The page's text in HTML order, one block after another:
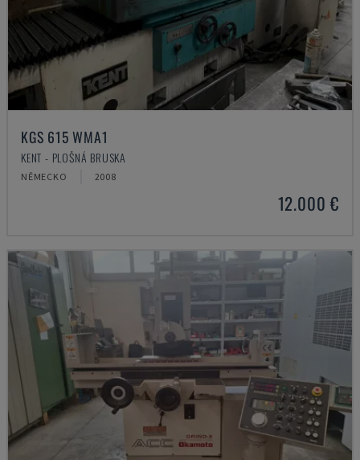
KGS 615 WMA1
KENT - PLOŠNÁ BRUSKA
NĚMECKO 2008
12.000 €